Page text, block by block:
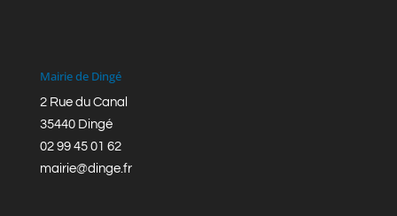
Mairie de Dingé
2 Rue du Canal
35440 Dingé
02 99 45 01 62
mairie@dinge.fr